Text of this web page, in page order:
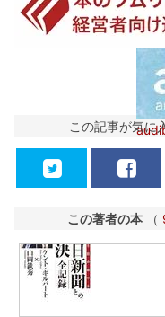
この記事が気に
この著者の本 （